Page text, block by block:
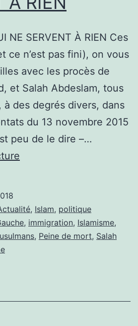
NE SERVENT À RIEN Ces
ce n’est pas fini), on vous
avec les procès de
et Salah Abdeslam, tous
des degrés divers, dans
du 13 novembre 2015
peu de le dire –…
NE
SERVENT
À
, Islam, politique
, immigration, Islamisme,
, Peine de mort, Salah